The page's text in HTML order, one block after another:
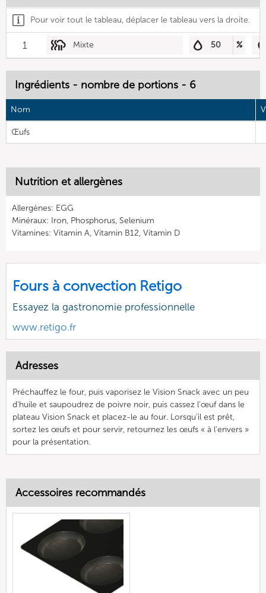
Pour voir tout le tableau, déplacer le tableau vers la droite.
1 Mixte 50 %
Ingrédients - nombre de portions - 6
Nom
Œufs
Nutrition et allergènes
Allergènes: EGG
Minéraux: Iron, Phosphorus, Selenium
Vitamines: Vitamin A, Vitamin B12, Vitamin D
Fours à convection Retigo
Essayez la gastronomie professionnelle
www.retigo.fr
Adresses
Préchauffez le four, puis vaporisez le Vision Snack avec un peu
d'huile et saupoudrez de poivre noir, puis cassez l'œuf dans le
plateau Vision Snack et placez-le au four. Lorsqu'il est prêt,
sortez les œufs et pour servir, retournez les œufs « à l'envers »
pour la présentation.
Accessoires recommandés